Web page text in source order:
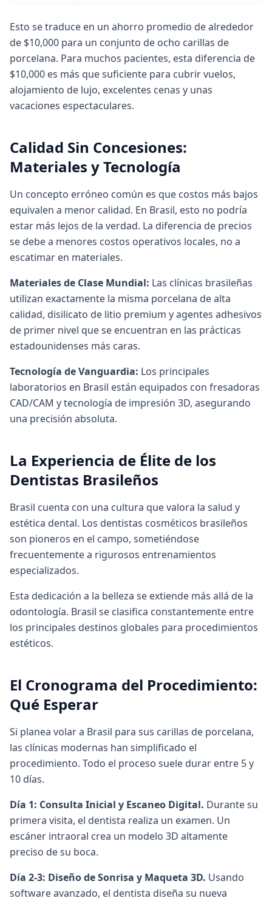
Esto se traduce en un ahorro promedio de alrededor
de $10,000 para un conjunto de ocho carillas de
porcelana. Para muchos pacientes, esta diferencia de
$10,000 es más que suficiente para cubrir vuelos,
alojamiento de lujo, excelentes cenas y unas
vacaciones espectaculares.
Calidad Sin Concesiones:
Materiales y Tecnología
Un concepto erróneo común es que costos más bajos
equivalen a menor calidad. En Brasil, esto no podría
estar más lejos de la verdad. La diferencia de precios
se debe a menores costos operativos locales, no a
escatimar en materiales.
Materiales de Clase Mundial: Las clínicas brasileñas
utilizan exactamente la misma porcelana de alta
calidad, disilicato de litio premium y agentes adhesivos
de primer nivel que se encuentran en las prácticas
estadounidenses más caras.
Tecnología de Vanguardia: Los principales
laboratorios en Brasil están equipados con fresadoras
CAD/CAM y tecnología de impresión 3D, asegurando
una precisión absoluta.
La Experiencia de Élite de los
Dentistas Brasileños
Brasil cuenta con una cultura que valora la salud y
estética dental. Los dentistas cosméticos brasileños
son pioneros en el campo, sometiéndose
frecuentemente a rigurosos entrenamientos
especializados.
Esta dedicación a la belleza se extiende más allá de la
odontología. Brasil se clasifica constantemente entre
los principales destinos globales para procedimientos
estéticos.
El Cronograma del Procedimiento:
Qué Esperar
Si planea volar a Brasil para sus carillas de porcelana,
las clínicas modernas han simplificado el
procedimiento. Todo el proceso suele durar entre 5 y
10 días.
Día 1: Consulta Inicial y Escaneo Digital. Durante su
primera visita, el dentista realiza un examen. Un
escáner intraoral crea un modelo 3D altamente
preciso de su boca.
Día 2-3: Diseño de Sonrisa y Maqueta 3D. Usando
software avanzado, el dentista diseña su nueva